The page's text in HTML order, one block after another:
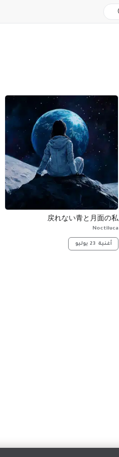
戻れない青と月面の私
Noctiluca
أغنية 23 يوليو